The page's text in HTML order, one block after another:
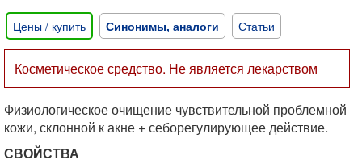
Цены / купить Синонимы, аналоги Статьи
Косметическое средство. Не является лекарством
Физиологическое очищение чувствительной проблемной
кожи, склонной к акне + себорегулирующее действие.
СВОЙСТВА